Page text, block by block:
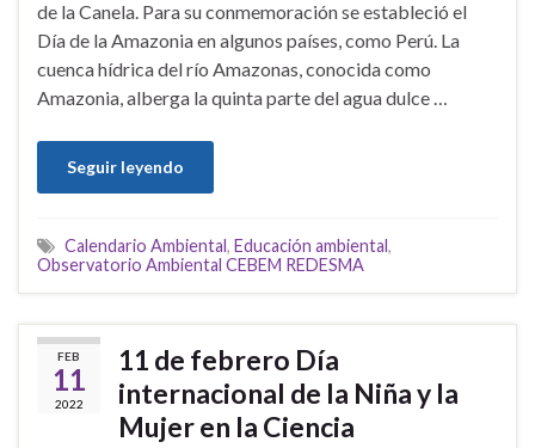
de la Canela. Para su conmemoración se estableció el
Día de la Amazonia en algunos países, como Perú. La
cuenca hídrica del río Amazonas, conocida como
Amazonia, alberga la quinta parte del agua dulce …
Seguir leyendo
Calendario Ambiental, Educación ambiental,
Observatorio Ambiental CEBEM REDESMA
FEB
11
2022
11 de febrero Día
internacional de la Niña y la
Mujer en la Ciencia